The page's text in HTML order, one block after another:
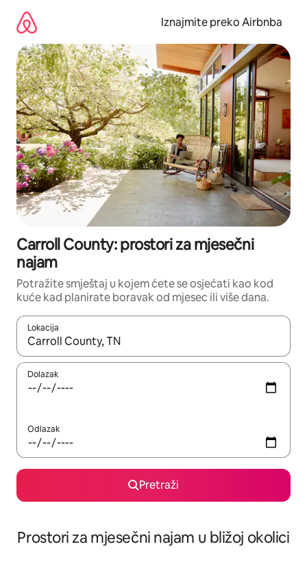
sadržaj
Iznajmite preko Airbnba
Carroll County: prostori za mjesečni
najam
Potražite smještaj u kojem ćete se osjećati kao kod
kuće kad planirate boravak od mjesec ili više dana.
Lokacija
Kada budu dostupni rezultati, moći ćete ih pregledati
Dolazak
Odlazak
Pretraži
Prostori za mjesečni najam u bližoj okolici